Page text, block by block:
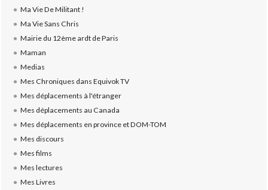
Ma Vie De Militant !
Ma Vie Sans Chris
Mairie du 12ème ardt de Paris
Maman
Medias
Mes Chroniques dans Equivok TV
Mes déplacements à l'étranger
Mes déplacements au Canada
Mes déplacements en province et DOM-TOM
Mes discours
Mes films
Mes lectures
Mes Livres